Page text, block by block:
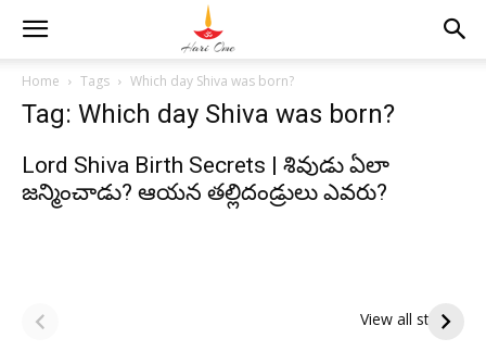
Home Tags Which day Shiva was born?
Tag: Which day Shiva was born?
Lord Shiva Birth Secrets | శివుడు ఏలా
జన్మించాడు? ఆయన తల్లిదండ్రులు ఎవరు?
View all stories
పితృదేవతల ఆశీర్వాదం
పొందే పవిత్ర రోజు
ఇంద్రకీలాద్రి గిరి ప్రదక్షిణ